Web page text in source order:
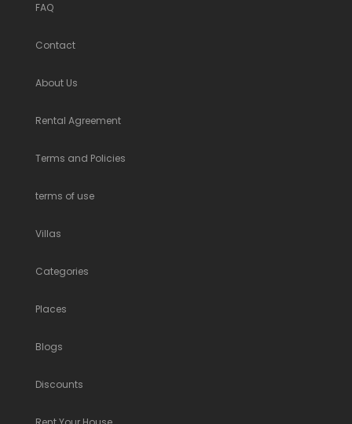
FAQ
Contact
About Us
Rental Agreement
Terms and Policies
terms of use
Villas
Categories
Places
Blogs
Discounts